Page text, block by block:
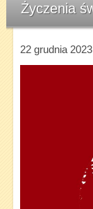
Życzenia
22 grudnia 2023